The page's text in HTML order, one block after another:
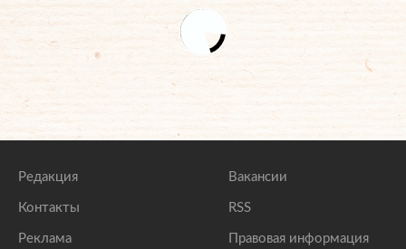
Редакция
Контакты
Реклама
Вакансии
RSS
Правовая информация